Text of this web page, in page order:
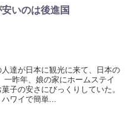
いのは後進国
達が日本に観光に来て、日本の
昨年、娘の家にホームステイ
子の安さにびっくりしていた。
ワイで簡単...